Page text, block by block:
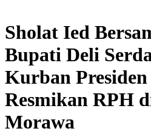
Sholat Ied
Bupati Deli
Kurban
Resmikan RPH
Morawa